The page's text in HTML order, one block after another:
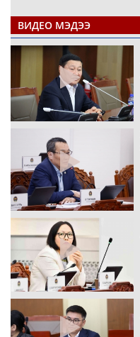
ВИДЕО МЭДЭЭ